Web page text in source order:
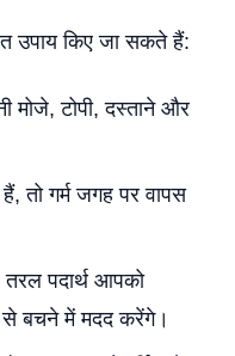
उपाय किए जा सकते हैं:
मोजे, टोपी, दस्ताने और
तो गर्म जगह पर वापस
तरल पदार्थ आपको
से बचने में मदद करेंगे।